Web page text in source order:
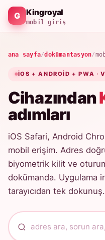
Kingroyal
mobil giriş
ana sayfa/dokümantasyon/
IOS + ANDROID + PWA ·
Cihazından
adımları
iOS Safari, Android
mobil erişim. Adres
biyometrik kilit ve
dokümanda. Uygulama
tarayıcıdan tek dokunuş.